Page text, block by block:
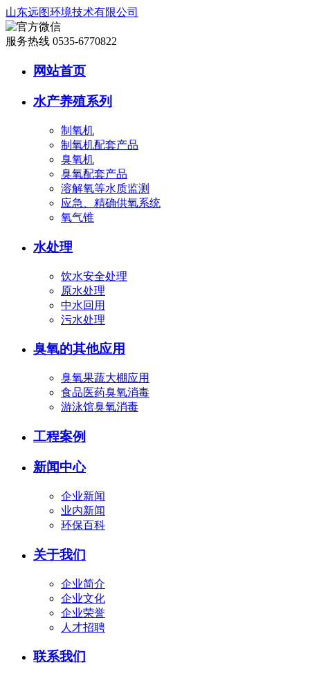
山东远图环境技术有限公司
服务热线 0535-6770822
网站首页
水产养殖系列
制氧机
制氧机配套产品
臭氧机
臭氧配套产品
溶解氧等水质监测
应急、精确供氧系统
氧气锥
水处理
饮水安全处理
原水处理
中水回用
污水处理
臭氧的其他应用
臭氧果蔬大棚应用
食品医药臭氧消毒
游泳馆臭氧消毒
工程案例
新闻中心
企业新闻
业内新闻
环保百科
关于我们
企业简介
企业文化
企业荣誉
人才招聘
联系我们